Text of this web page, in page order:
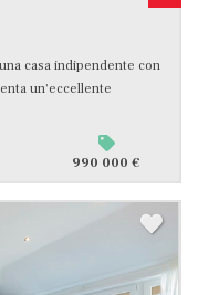
casa indipendente con
un'eccellente
990 000 €